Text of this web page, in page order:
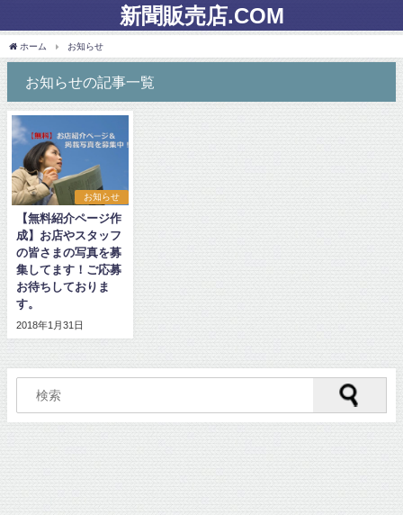
新聞販売店.COM
ホーム お知らせ
お知らせの記事一覧
お知らせ
【無料紹介ページ作
成】お店やスタッフ
の皆さまの写真を募
集してます！ご応募
お待ちしておりま
す。
2018年1月31日